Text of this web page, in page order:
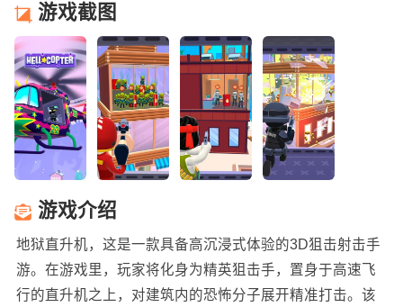
游戏截图
游戏介绍
地狱直升机，这是一款具备高沉浸式体验的3D狙击射击手
游。在游戏里，玩家将化身为精英狙击手，置身于高速飞
行的直升机之上，对建筑内的恐怖分子展开精准打击。该